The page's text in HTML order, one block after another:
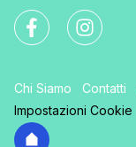
Chi Siamo Contatti
Impostazioni Cookie